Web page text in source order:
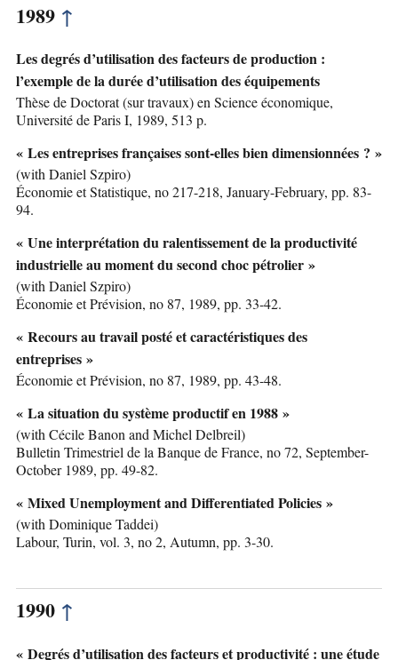
1989 ↑
Les degrés d’utilisation des facteurs de production :
l’exemple de la durée d’utilisation des équipements
Thèse de Doctorat (sur travaux) en Science économique,
Université de Paris I, 1989, 513 p.
« Les entreprises françaises sont-elles bien dimensionnées ? »
(with Daniel Szpiro)
Économie et Statistique, no 217-218, January-February, pp. 83-
94.
« Une interprétation du ralentissement de la productivité
industrielle au moment du second choc pétrolier »
(with Daniel Szpiro)
Économie et Prévision, no 87, 1989, pp. 33-42.
« Recours au travail posté et caractéristiques des
entreprises »
Économie et Prévision, no 87, 1989, pp. 43-48.
« La situation du système productif en 1988 »
(with Cécile Banon and Michel Delbreil)
Bulletin Trimestriel de la Banque de France, no 72, September-
October 1989, pp. 49-82.
« Mixed Unemployment and Differentiated Policies »
(with Dominique Taddei)
Labour, Turin, vol. 3, no 2, Autumn, pp. 3-30.
1990 ↑
« Degrés d’utilisation des facteurs et productivité : une étude